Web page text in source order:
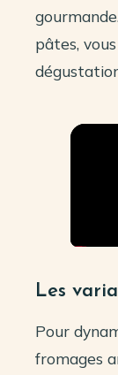
pâtes,
Les
Pour
fromages